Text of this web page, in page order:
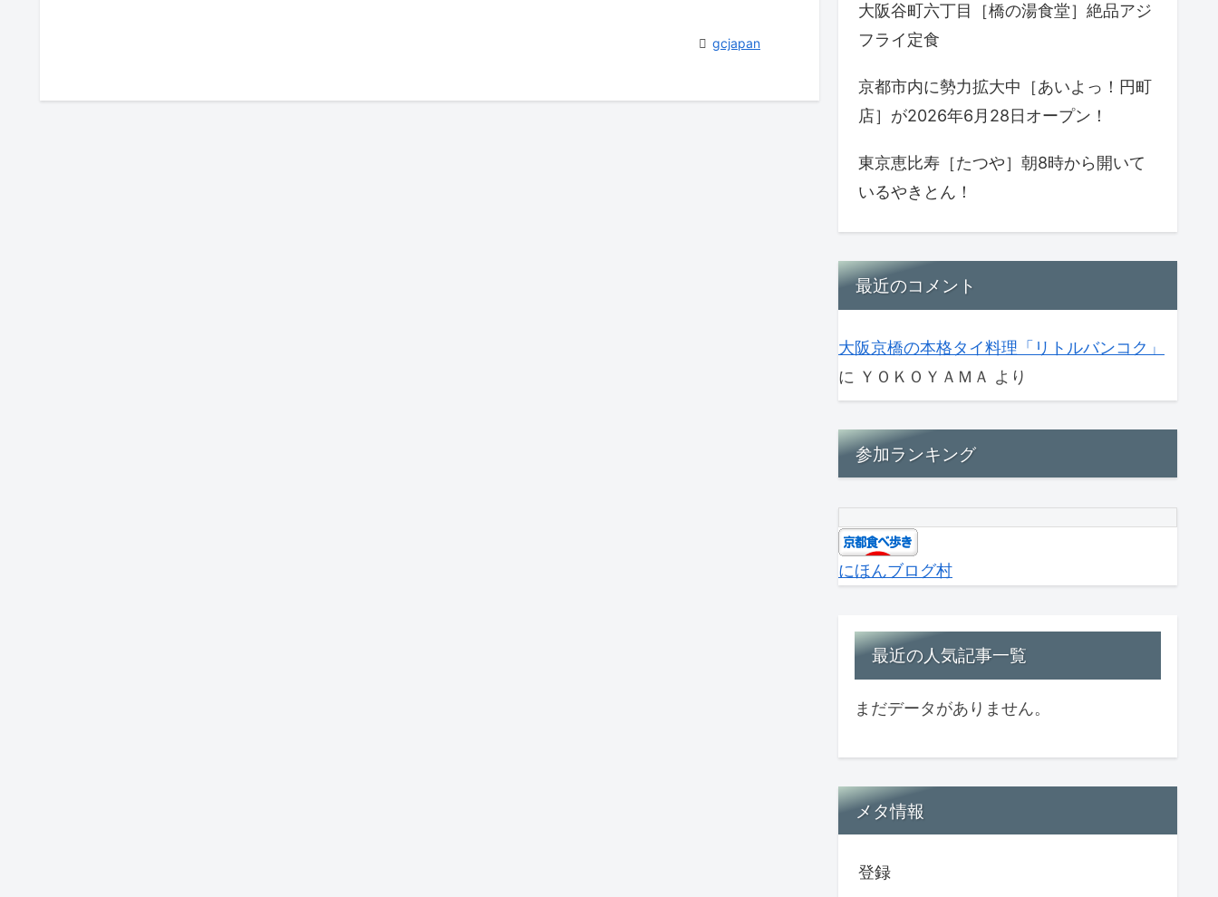
gcjapan
大阪谷町六丁目［橋の湯食堂］絶品アジ
フライ定食
京都市内に勢力拡大中［あいよっ！円町
店］が2026年6月28日オープン！
東京恵比寿［たつや］朝8時から開いて
いるやきとん！
最近のコメント
大阪京橋の本格タイ料理「リトルバンコク」
に ＹＯＫＯＹＡＭＡ より
参加ランキング
にほんブログ村
最近の人気記事一覧
まだデータがありません。
メタ情報
登録